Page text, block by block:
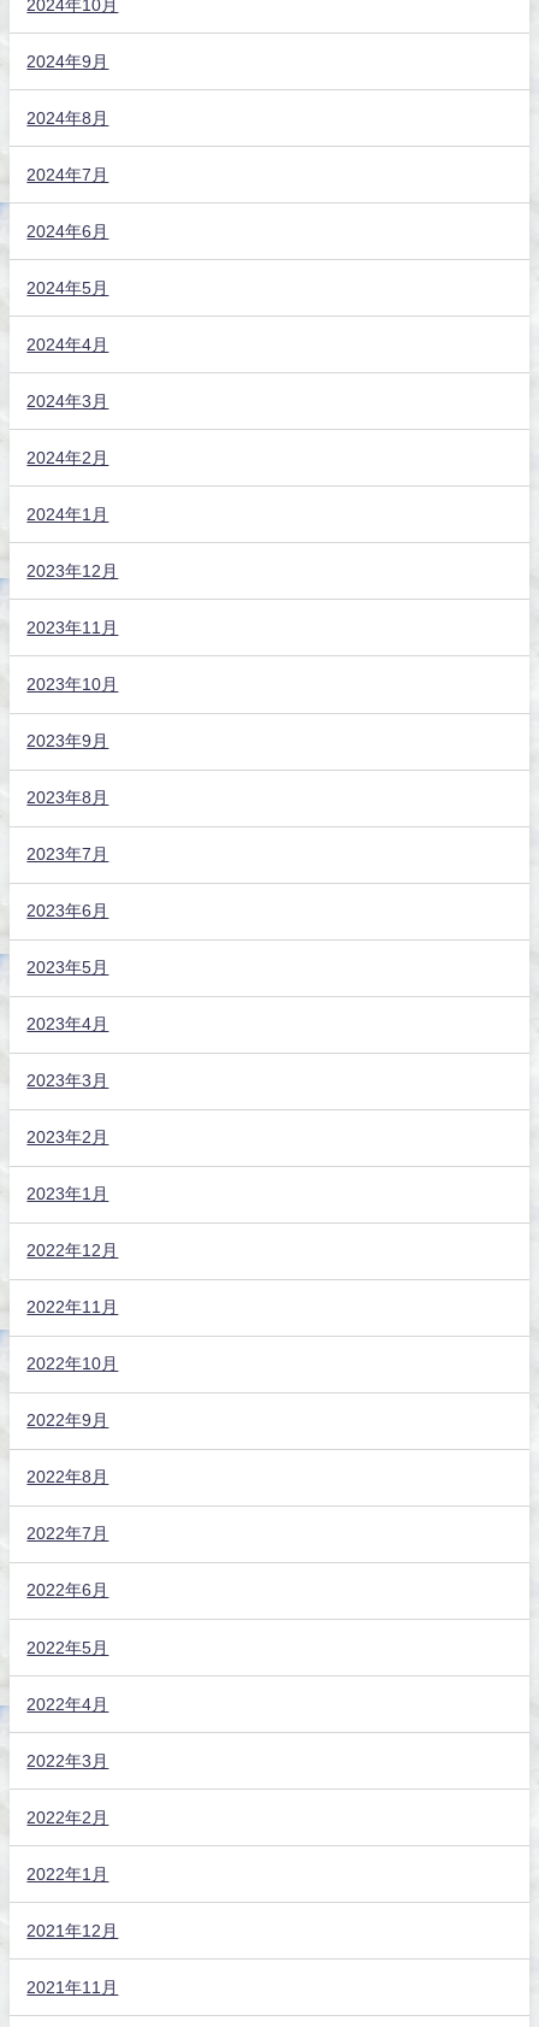
2024年10月
2024年9月
2024年8月
2024年7月
2024年6月
2024年5月
2024年4月
2024年3月
2024年2月
2024年1月
2023年12月
2023年11月
2023年10月
2023年9月
2023年8月
2023年7月
2023年6月
2023年5月
2023年4月
2023年3月
2023年2月
2023年1月
2022年12月
2022年11月
2022年10月
2022年9月
2022年8月
2022年7月
2022年6月
2022年5月
2022年4月
2022年3月
2022年2月
2022年1月
2021年12月
2021年11月